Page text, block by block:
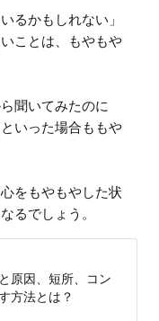
るかもしれない」
ことは、もやもや
聞いてみたのに
いった場合ももや
をもやもやした状
るでしょう。
原因、短所、コン
方法とは？